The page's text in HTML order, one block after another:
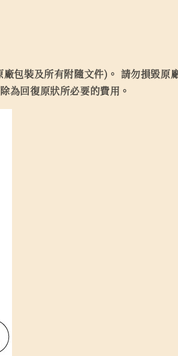
包裝及所有附隨文件)。 請勿損毀原
為回復原狀所必要的費用。